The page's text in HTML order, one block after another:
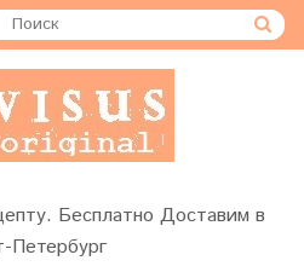
Бесплатно Доставим в
Петербург